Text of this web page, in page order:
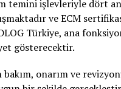
temini işlevleriyle dört
ve ECM
Türkiye, ana
gösterecektir.
bakım, onarım ve